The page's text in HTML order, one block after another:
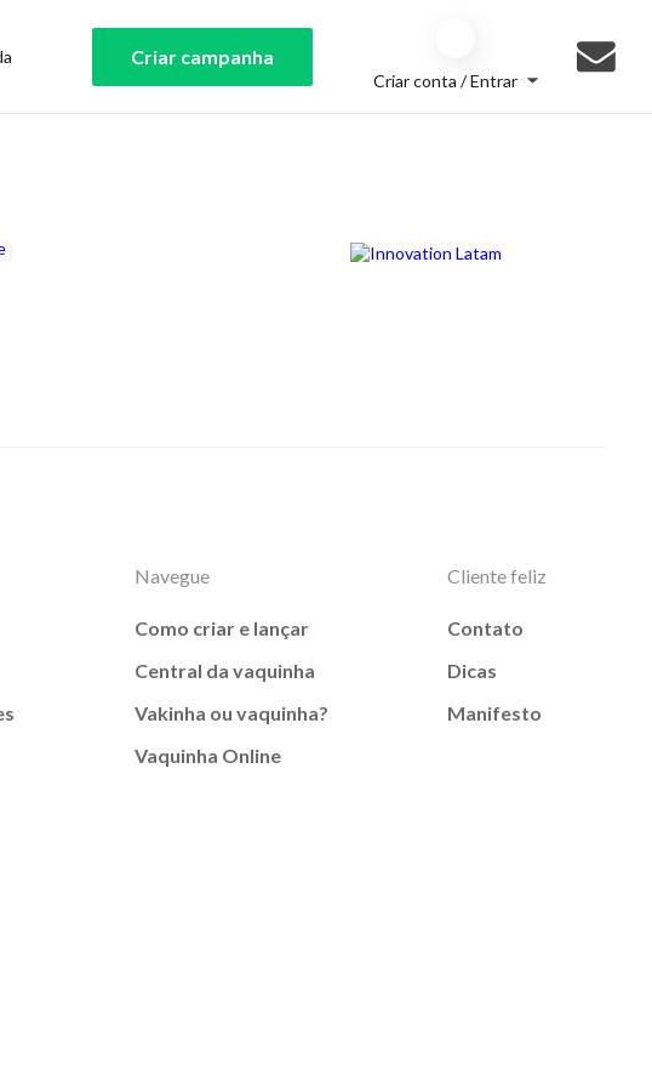
Criar campanha
Criar conta / Entrar
Navegue
Como criar e lançar
Central da vaquinha
Vakinha ou vaquinha?
Vaquinha Online
Cliente feliz
Contato
Dicas
Manifesto